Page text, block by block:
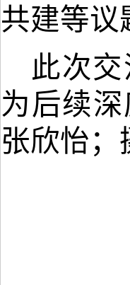
共建等议
此次
为后续
张欣怡；